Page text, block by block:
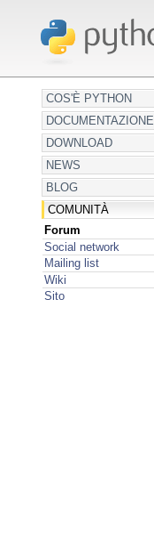
COS'È PYTHON
DOCUMENTAZIONE
DOWNLOAD
NEWS
BLOG
COMUNITÀ
Forum
Social network
Mailing list
Wiki
Sito